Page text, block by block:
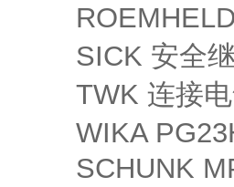
SICK 安全
TWK 连接
WIKA
SCHUNK